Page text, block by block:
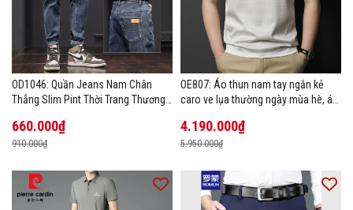
OD1046: Quần Jeans Nam Chân
Thẳng Slim Pint Thời Trang Thương
660.000₫
910.000₫
OE807: Áo thun nam tay ngắn kẻ
caro ve lụa thường ngày mùa hè, áo
4.190.000₫
5.950.000₫